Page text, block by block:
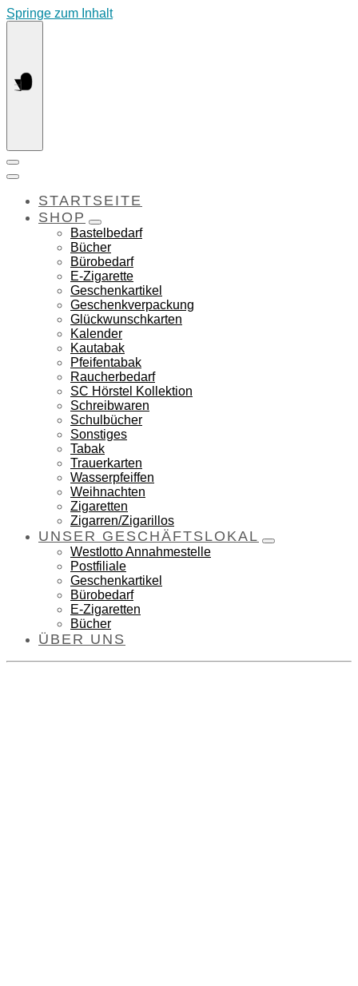
Springe zum Inhalt
STARTSEITE
SHOP
Bastelbedarf
Bücher
Bürobedarf
E-Zigarette
Geschenkartikel
Geschenkverpackung
Glückwunschkarten
Kalender
Kautabak
Pfeifentabak
Raucherbedarf
SC Hörstel Kollektion
Schreibwaren
Schulbücher
Sonstiges
Tabak
Trauerkarten
Wasserpfeiffen
Weihnachten
Zigaretten
Zigarren/Zigarillos
UNSER GESCHÄFTSLOKAL
Westlotto Annahmestelle
Postfiliale
Geschenkartikel
Bürobedarf
E-Zigaretten
Bücher
ÜBER UNS